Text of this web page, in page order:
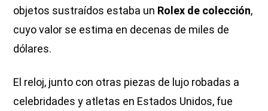
objetos sustraídos estaba un Rolex de colección,
cuyo valor se estima en decenas de miles de
dólares.
El reloj, junto con otras piezas de lujo robadas a
celebridades y atletas en Estados Unidos, fue